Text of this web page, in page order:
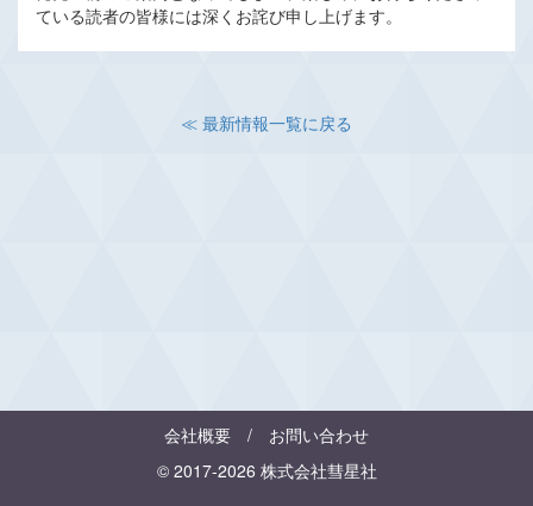
ている読者の皆様には深くお詫び申し上げます。
≪ 最新情報一覧に戻る
会社概要 / お問い合わせ
© 2017-2026 株式会社彗星社